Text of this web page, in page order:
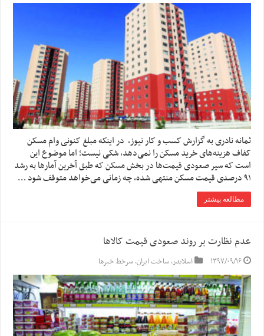
ثمانه نادری به گزارش کسب و کار نیوز، در اینکه مبلغ کنونی وام مسکن
کفاف هزینه‌های خرید مسکن را نمی‌دهد، شکی نیست؛ اما موضوع این
است که سیر صعودی قیمت‌ها در بخش مسکن که طبق آخرین آمارها به رشد
۹۱ درصدی قیمت مسکن منتهی شده، چه زمانی می‌خواهد متوقف شود …
مطالعه بیشتر
عدم نظارت بر روند صعودی قیمت کالاها
۱۳۹۷/۰۹/۱۶ اسلایدر,ساخت ایران,سرخط خبرها